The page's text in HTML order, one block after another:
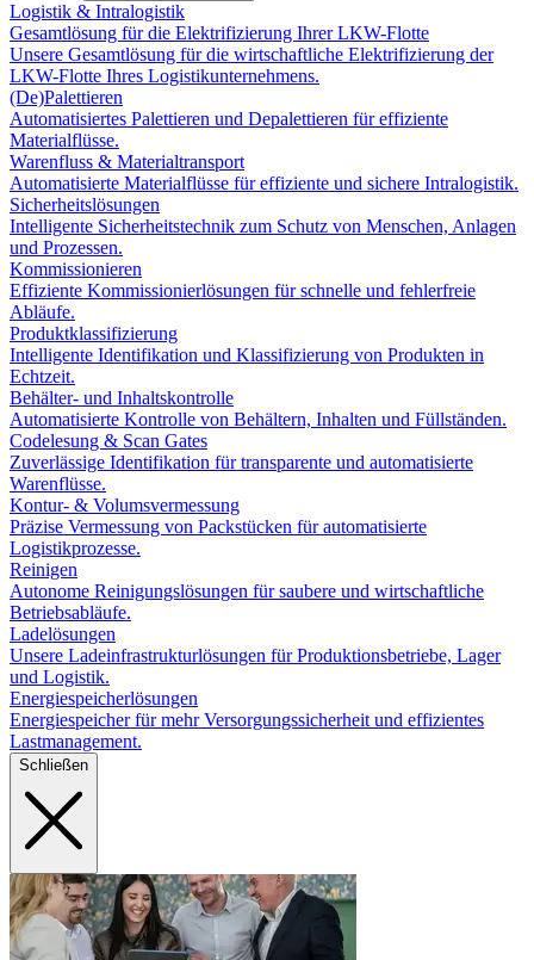
Logistik & Intralogistik
Gesamtlösung für die Elektrifizierung Ihrer LKW-Flotte
Unsere Gesamtlösung für die wirtschaftliche Elektrifizierung der
LKW-Flotte Ihres Logistikunternehmens.
(De)Palettieren
Automatisiertes Palettieren und Depalettieren für effiziente
Materialflüsse.
Warenfluss & Materialtransport
Automatisierte Materialflüsse für effiziente und sichere Intralogistik.
Sicherheitslösungen
Intelligente Sicherheitstechnik zum Schutz von Menschen, Anlagen
und Prozessen.
Kommissionieren
Effiziente Kommissionierlösungen für schnelle und fehlerfreie
Abläufe.
Produktklassifizierung
Intelligente Identifikation und Klassifizierung von Produkten in
Echtzeit.
Behälter- und Inhaltskontrolle
Automatisierte Kontrolle von Behältern, Inhalten und Füllständen.
Codelesung & Scan Gates
Zuverlässige Identifikation für transparente und automatisierte
Warenflüsse.
Kontur- & Volumsvermessung
Präzise Vermessung von Packstücken für automatisierte
Logistikprozesse.
Reinigen
Autonome Reinigungslösungen für saubere und wirtschaftliche
Betriebsabläufe.
Ladelösungen
Unsere Ladeinfrastrukturlösungen für Produktionsbetriebe, Lager
und Logistik.
Energiespeicherlösungen
Energiespeicher für mehr Versorgungssicherheit und effizientes
Lastmanagement.
Schließen